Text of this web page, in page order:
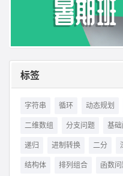
标签
字符串 循环 动态规划
二维数组
分支问题 基
递归
进制转换 二分
结构体
排列组合 函数